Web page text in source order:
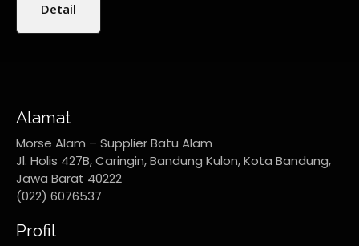
Detail
Alamat
Morse Alam – Supplier Batu Alam
Jl. Holis 427B, Caringin, Bandung Kulon, Kota Bandung,
Jawa Barat 40222
(022) 6076537
Profil